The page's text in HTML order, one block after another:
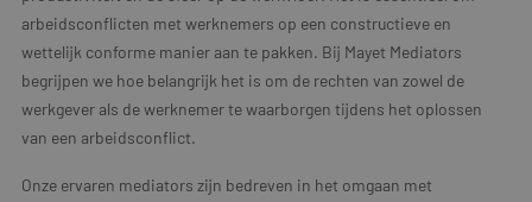
arbeidsconflicten met werknemers op een constructieve en
wettelijk conforme manier aan te pakken. Bij Mayet Mediators
begrijpen we hoe belangrijk het is om de rechten van zowel de
werkgever als de werknemer te waarborgen tijdens het oplossen
van een arbeidsconflict.
Onze ervaren mediators zijn bedreven in het omgaan met